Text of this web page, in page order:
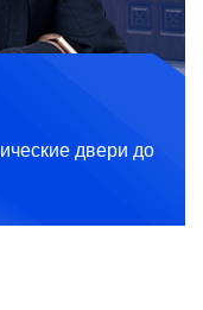
двери до